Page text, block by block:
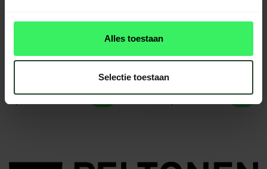
Alles toestaan
Selectie toestaan
Peltonen M07 Ranger
Puukko Micarta –
Peltonen Knives M07
Ranger Puukko Full